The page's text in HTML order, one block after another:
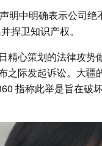
明中明确表示公司
捍卫知识产权。
精心策划的法律攻势
之际发起诉讼。大疆
指称此举是旨在破